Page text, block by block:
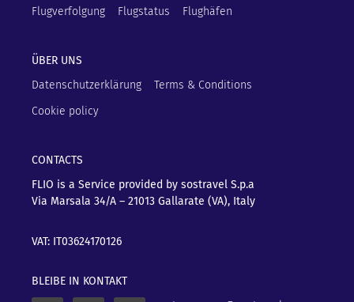
Flugverfolgung
Flugstatus Flughäfen
ÜBER UNS
Datenschutzerklärung
Terms & Conditions
Cookie policy
CONTACTS
FLIO is a Service provided by sostravel S.p.a
Via Marsala 34/A – 21013 Gallarate (VA), Italy
VAT: IT03624170126
BLEIBE IN KONTAKT